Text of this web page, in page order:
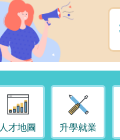
人才地圖 升學就業